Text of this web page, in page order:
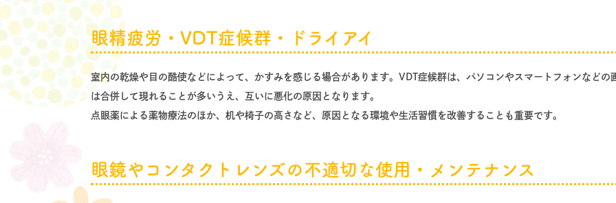
眼精疲労・VDT症候群・ドライアイ
室内の乾燥や目の酷使などによって、かすみを感じる場合があります。VDT症候群は、パソコンやスマートフォンなど
は合併して現れることが多いうえ、互いに悪化の原因となります。
点眼薬による薬物療法のほか、机や椅子の高さなど、原因となる環境や生活習慣を改善することも重要です。
眼鏡やコンタクトレンズの不適切な使用・メンテナンス